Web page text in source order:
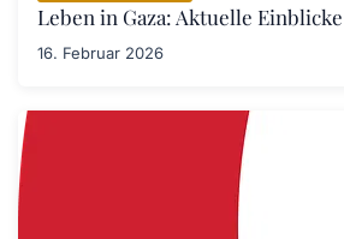
Leben in Gaza: Aktuelle
16. Februar 2026